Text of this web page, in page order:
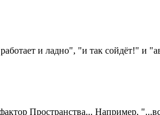
и ладно", "и так сойдёт!" и
Пространства... Например,